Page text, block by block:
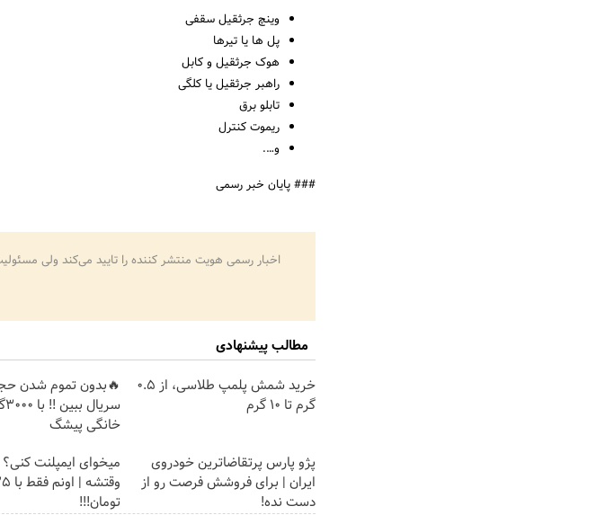
وینچ جرثقیل سقفی
پل ها یا تیرها
هوک جرثقیل و کابل
راهبر جرثقیل یا کلگی
تابلو برق
ریموت کنترل
و….
### پایان خبر رسمی
اخبار رسمی هویت منتشر کننده را تایید می‌کند ولی
مطالب پیشنهادی
خرید شمش پلمپ طلاسی، از ۰.۵
گرم تا ۱۰ گرم
🔥بدون تموم شدن
خانگی پیشگ
پژو پارس پرتقاضاترین خودروی
ایران | برای فروشش فرصت رو از
دست نده!
میخوای ایمپلنت کنی؟
تومان!!!